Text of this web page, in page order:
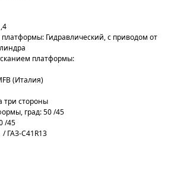
Гидравлический, с приводом от
платформы:
(Италия)
три стороны
град: 50 /45
/45
ГАЗ-C41R13